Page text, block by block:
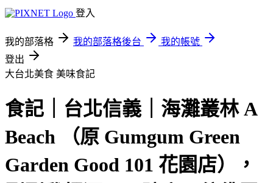
登入
我的部落格 我的部落格後台
我的帳號
登出
大台北美食 美味食記
食記｜台北信義｜海灘叢林 A
Beach （原 Gumgum Green
Garden Good 101 花園店），